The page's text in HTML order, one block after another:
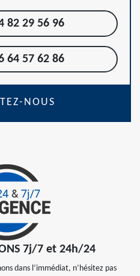
82 29 56 96
64 57 62 86
NOUS
7j/7 et 24h/24
dans l’immédiat, n’hésitez pas